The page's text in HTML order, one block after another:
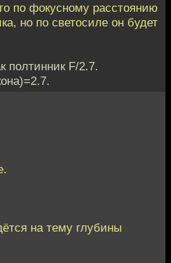
по фокусному расстоянию
но по светосиле он будет
полтинник F/2.7.
на тему глубины